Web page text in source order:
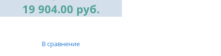
19 904.00 руб.
В сравнение